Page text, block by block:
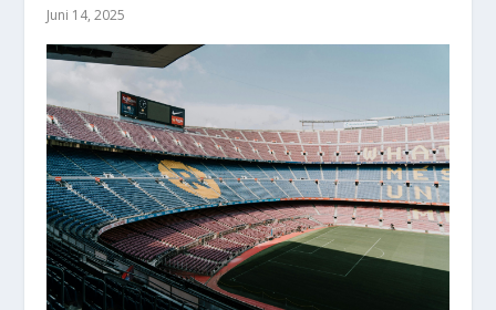
Juni 14, 2025